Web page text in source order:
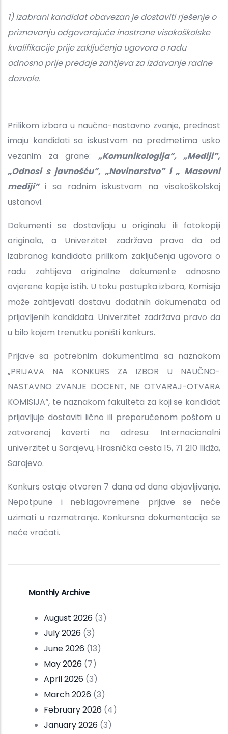
1) Izabrani kandidat obavezan je dostaviti rješenje o
priznavanju odgovarajuće inostrane visokoškolske
kvalifikacije prije zaključenja ugovora o radu
odnosno prije predaje zahtjeva za izdavanje radne
dozvole.
Prilikom izbora u naučno-nastavno zvanje, prednost
imaju kandidati sa iskustvom na predmetima usko
vezanim za grane:
„Komunikologija”, „Mediji”,
„Odnosi s javnošću”, „Novinarstvo” i „ Masovni
mediji” i sa radnim iskustvom na visokoškolskoj
ustanovi.
Dokumenti se dostavljaju u originalu ili fotokopiji
originala, a Univerzitet zadržava pravo da od
izabranog kandidata prilikom zaključenja ugovora o
radu zahtijeva originalne dokumente odnosno
ovjerene kopije istih. U toku postupka izbora, Komisija
može zahtijevati dostavu dodatnih dokumenata od
prijavljenih kandidata. Univerzitet zadržava pravo da
u bilo kojem trenutku poništi konkurs.
Prijave sa potrebnim dokumentima sa naznakom
„PRIJAVA NA KONKURS ZA IZBOR U NAUČNO-
NASTAVNO ZVANJE DOCENT, NE OTVARAJ-OTVARA
KOMISIJA“, te naznakom fakulteta za koji se kandidat
prijavljuje dostaviti lično ili preporučenom poštom u
zatvorenoj koverti na adresu: Internacionalni
univerzitet u Sarajevu, Hrasnička cesta 15, 71 210 Ilidža,
Sarajevo.
Konkurs ostaje otvoren 7 dana od dana objavljivanja.
Nepotpune i neblagovremene prijave se neće
uzimati u razmatranje. Konkursna dokumentacija se
neće vraćati.
Monthly Archive
August 2026 (3)
July 2026 (3)
June 2026 (13)
May 2026 (7)
April 2026 (3)
March 2026 (3)
February 2026 (4)
January 2026 (3)